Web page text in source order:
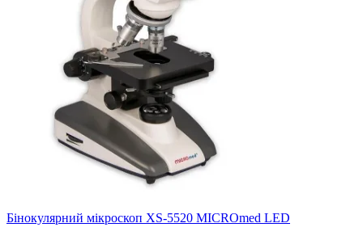
Бінокулярний мікроскоп XS-5520 MICROmed LED